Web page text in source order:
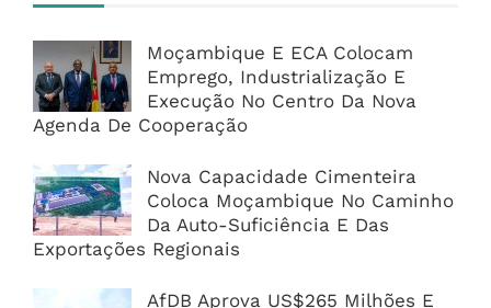
Moçambique E ECA Colocam
Emprego, Industrialização E
Execução No Centro Da Nova
Agenda De Cooperação
Nova Capacidade Cimenteira
Coloca Moçambique No Caminho
Da Auto-Suficiência E Das
Exportações Regionais
AfDB Aprova US$265 Milhões E